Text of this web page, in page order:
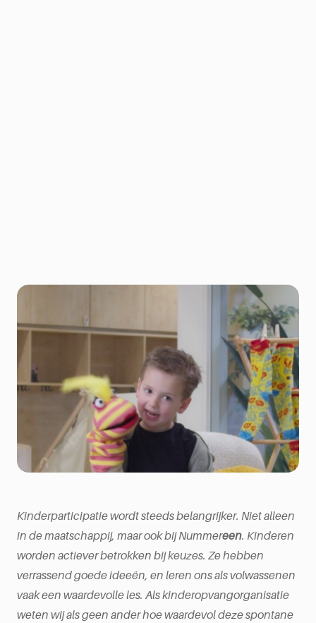
Kinderparticipatie wordt steeds belangrijker. Niet alleen
in de maatschappij, maar ook bij Nummereen. Kinderen
worden actiever betrokken bij keuzes. Ze hebben
verrassend goede ideeën, en leren ons als volwassenen
vaak een waardevolle les. Als kinderopvangorganisatie
weten wij als geen ander hoe waardevol deze spontane